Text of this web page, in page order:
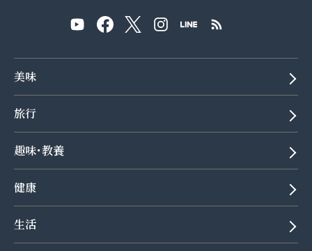
美味
旅行
趣味･教養
健康
生活